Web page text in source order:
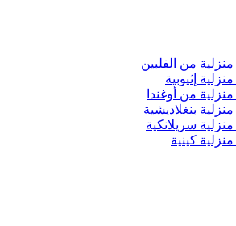
من الفلبين
إثيوبية
من أوغندا
بنغلاديشية
سريلانكية
كينية